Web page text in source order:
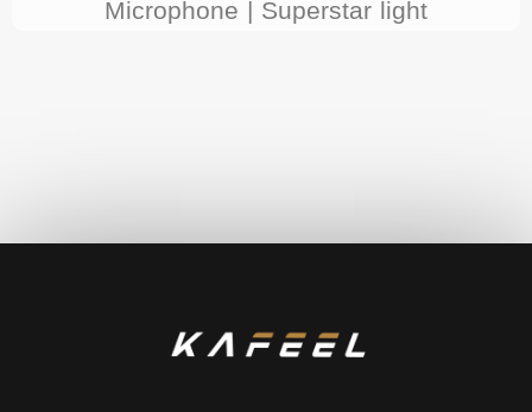
Microphone | Superstar light